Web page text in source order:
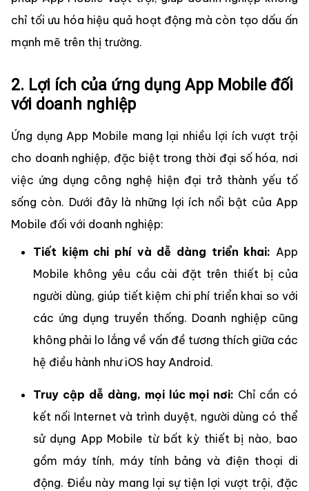
chỉ tối ưu hóa hiệu quả hoạt động mà còn tạo dấu ấn
mạnh mẽ trên thị trường.
2. Lợi ích của ứng dụng App Mobile đối
với doanh nghiệp
Ứng dụng App Mobile mang lại nhiều lợi ích vượt trội
cho doanh nghiệp, đặc biệt trong thời đại số hóa, nơi
việc ứng dụng công nghệ hiện đại trở thành yếu tố
sống còn. Dưới đây là những lợi ích nổi bật của App
Mobile đối với doanh nghiệp:
Tiết kiệm chi phí và dễ dàng triển khai: App
Mobile không yêu cầu cài đặt trên thiết bị của
người dùng, giúp tiết kiệm chi phí triển khai so với
các ứng dụng truyền thống. Doanh nghiệp cũng
không phải lo lắng về vấn đề tương thích giữa các
hệ điều hành như iOS hay Android.
Truy cập dễ dàng, mọi lúc mọi nơi: Chỉ cần có
kết nối Internet và trình duyệt, người dùng có thể
sử dụng App Mobile từ bất kỳ thiết bị nào, bao
gồm máy tính, máy tính bảng và điện thoại di
động. Điều này mang lại sự tiện lợi vượt trội, đặc